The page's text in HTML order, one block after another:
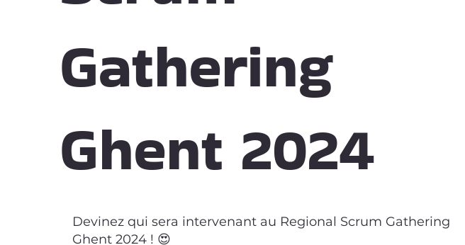
Gathering
Ghent 2024
Devinez qui sera intervenant au Regional Scrum Gathering
Ghent 2024 ! 😍